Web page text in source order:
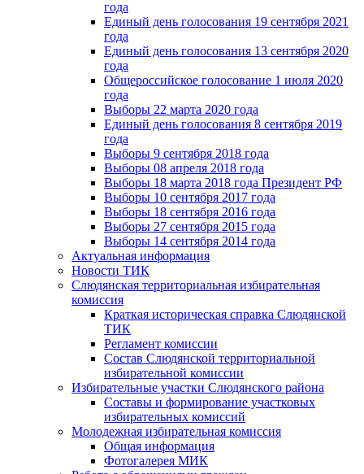
года
Единый день голосования 19 сентября 2021
года
Единый день голосования 13 сентября 2020
года
Общероссийское голосование 1 июля 2020
года
Выборы 22 марта 2020 года
Единый день голосования 8 сентября 2019
года
Выборы 9 сентября 2018 года
Выборы 08 апреля 2018 года
Выборы 18 марта 2018 года Президент РФ
Выборы 10 сентября 2017 года
Выборы 18 сентября 2016 года
Выборы 27 сентября 2015 года
Выборы 14 сентября 2014 года
Актуальная информация
Новости ТИК
Слюдянская территориальная избирательная
комиссия
Краткая историческая справка Слюдянской
ТИК
Регламент комиссии
Состав Слюдянской территориальной
избирательной комиссии
Избирательные участки Слюдянского района
Составы и формирование участковых
избирательных комиссий
Молодежная избирательная комиссия
Общая информация
Фотогалерея МИК